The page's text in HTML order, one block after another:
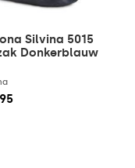
Silvina 5015
Donkerblauw